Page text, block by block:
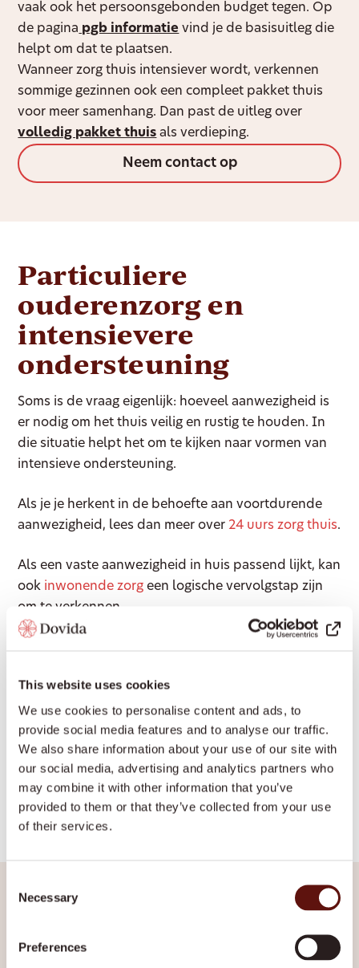
This website uses cookies
We use cookies to personalise content and ads, to
provide social media features and to analyse our traffic.
We also share information about your use of our site with
our social media, advertising and analytics partners who
may combine it with other information that you’ve
provided to them or that they’ve collected from your use
of their services.
Selection
Necessary
Preferences
vaak ook het persoonsgebonden budget tegen. Op
de pagina pgb informatie vind je de basisuitleg die
helpt om dat te plaatsen.
Wanneer zorg thuis intensiever wordt, verkennen
sommige gezinnen ook een compleet pakket thuis
voor meer samenhang. Dan past de uitleg over
volledig pakket thuis als verdieping.
Neem contact op
Particuliere
ouderenzorg en
intensievere
ondersteuning
Soms is de vraag eigenlijk: hoeveel aanwezigheid is
er nodig om het thuis veilig en rustig te houden. In
die situatie helpt het om te kijken naar vormen van
intensieve ondersteuning.
Als je je herkent in de behoefte aan voortdurende
aanwezigheid, lees dan meer over 24 uurs zorg thuis.
Als een vaste aanwezigheid in huis passend lijkt, kan
ook inwonende zorg een logische vervolgstap zijn
om te verkennen.
Hoe start je met
particuliere
ouderenzorg zonder
ruis?
ingewikkelde taal, wel een plan dat klopt. Deze
stappen helpen om scherp te krijgen wat je nodig
Beschrijf wat er op een gewone dag misloopt of